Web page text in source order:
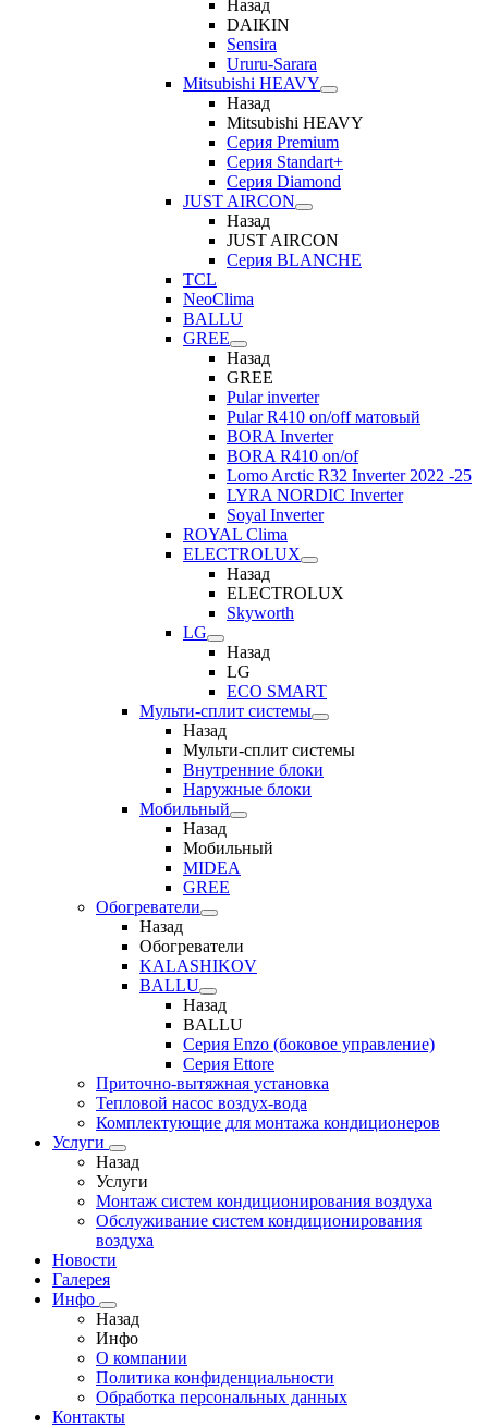
Назад
DAIKIN
Sensira
Ururu-Sarara
Mitsubishi HEAVY
Назад
Mitsubishi HEAVY
Серия Premium
Серия Standart+
Серия Diamond
JUST AIRCON
Назад
JUST AIRCON
Серия BLANCHE
TCL
NeoClima
BALLU
GREE
Назад
GREE
Pular inverter
Pular R410 on/off матовый
BORA Inverter
BORA R410 on/of
Lomo Arctic R32 Inverter 2022 -25
LYRA NORDIC Inverter
Soyal Inverter
ROYAL Clima
ELECTROLUX
Назад
ELECTROLUX
Skyworth
LG
Назад
LG
ECO SMART
Мульти-сплит системы
Назад
Мульти-сплит системы
Внутренние блоки
Наружные блоки
Мобильный
Назад
Мобильный
MIDEA
GREE
Обогреватели
Назад
Обогреватели
KALASHIKOV
BALLU
Назад
BALLU
Серия Enzo (боковое управление)
Серия Ettore
Приточно-вытяжная установка
Тепловой насос воздух-вода
Комплектующие для монтажа кондиционеров
Услуги
Назад
Услуги
Монтаж систем кондиционирования воздуха
Обслуживание систем кондиционирования
воздуха
Новости
Галерея
Инфо
Назад
Инфо
О компании
Политика конфиденциальности
Обработка персональных данных
Контакты